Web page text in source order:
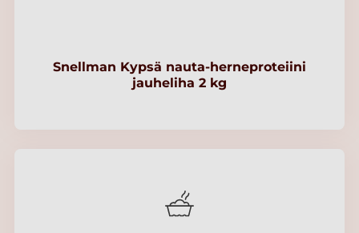
Snellman Kypsä nauta-herneproteiini
jauheliha 2 kg